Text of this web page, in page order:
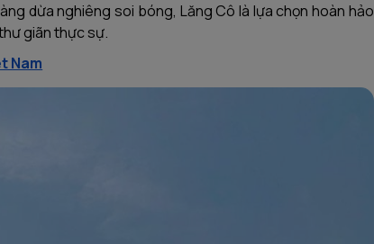
dừa nghiêng soi bóng, Lăng Cô là lựa chọn hoàn hảo
giãn thực sự.
Nam